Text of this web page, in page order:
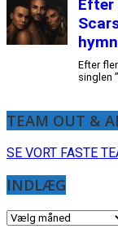
TEAM OUT &
SE VORT FASTE
INDLÆG
INDLÆG